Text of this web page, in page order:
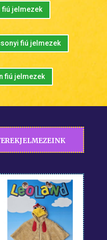
fiú jelmezek
fiú jelmezek
fiú jelmezek